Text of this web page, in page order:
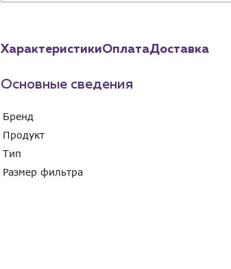
ХарактеристикиОплатаДоставка
Основные сведения
Бренд
Продукт
Тип
Размер фильтра